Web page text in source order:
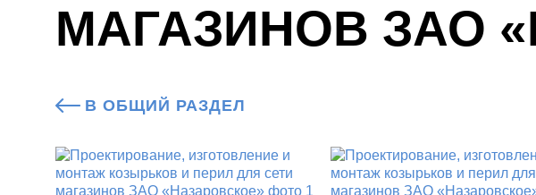
МАГАЗИНОВ ЗАО
В ОБЩИЙ РАЗДЕЛ